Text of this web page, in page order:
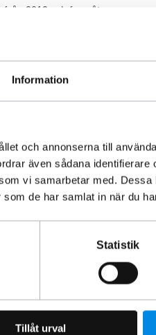
Information
och annonserna till
även sådana identifierare
vi samarbetar med.
de har samlat in när du
Statistik
Tillåt urval
2013 och framåt.
för att underlätta arbetet.
LED Volvo FH4/FH5/Aero
på din lastbil. Beställ idag